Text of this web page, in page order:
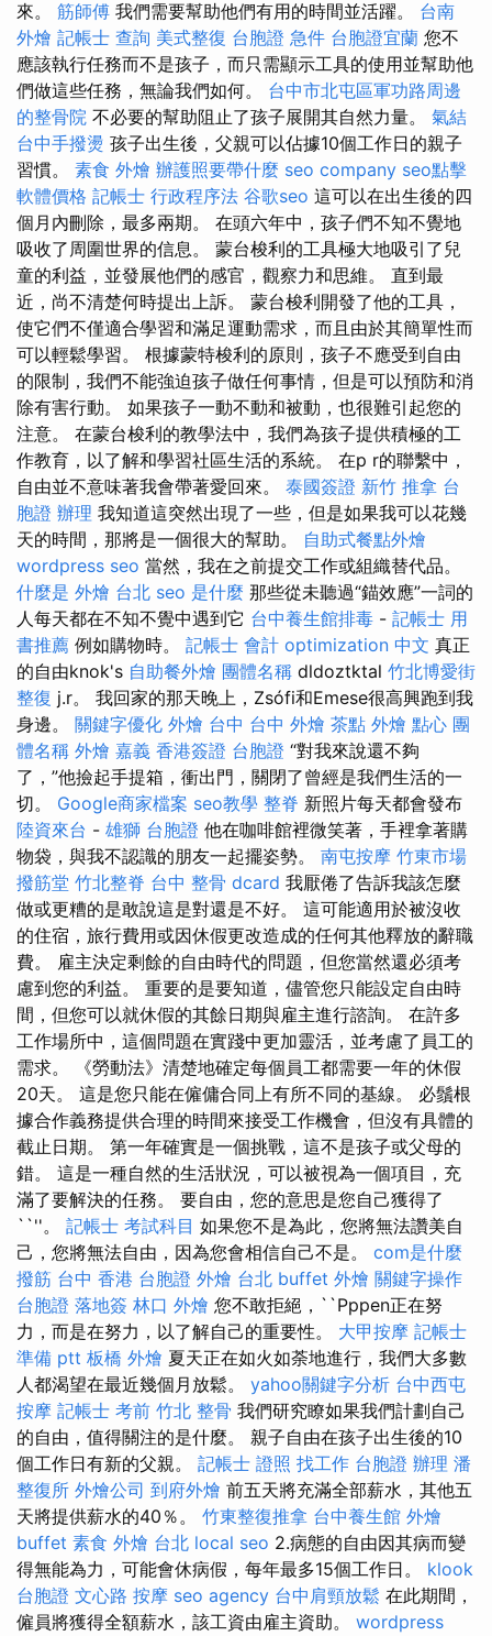
來。 筋師傅 我們需要幫助他們有用的時間並活躍。 台南
外燴 記帳士 查詢 美式整復 台胞證 急件 台胞證宜蘭 您不
應該執行任務而不是孩子，而只需顯示工具的使用並幫助他
們做這些任務，無論我們如何。 台中市北屯區軍功路周邊
的整骨院 不必要的幫助阻止了孩子展開其自然力量。 氣結
台中手撥燙 孩子出生後，父親可以佔據10個工作日的親子
習慣。 素食 外燴 辦護照要帶什麼 seo company seo點擊
軟體價格 記帳士 行政程序法 谷歌seo 這可以在出生後的四
個月內刪除，最多兩期。 在頭六年中，孩子們不知不覺地
吸收了周圍世界的信息。 蒙台梭利的工具極大地吸引了兒
童的利益，並發展他們的感官，觀察力和思維。 直到最
近，尚不清楚何時提出上訴。 蒙台梭利開發了他的工具，
使它們不僅適合學習和滿足運動需求，而且由於其簡單性而
可以輕鬆學習。 根據蒙特梭利的原則，孩子不應受到自由
的限制，我們不能強迫孩子做任何事情，但是可以預防和消
除有害行動。 如果孩子一動不動和被動，也很難引起您的
注意。 在蒙台梭利的教學法中，我們為孩子提供積極的工
作教育，以了解和學習社區生活的系統。 在p r的聯繫中，
自由並不意味著我會帶著愛回來。 泰國簽證 新竹 推拿 台
胞證 辦理 我知道這突然出現了一些，但是如果我可以花幾
天的時間，那將是一個很大的幫助。 自助式餐點外燴
wordpress seo 當然，我在之前提交工作或組織替代品。
什麼是 外燴 台北 seo 是什麼 那些從未聽過“錨效應”一詞的
人每天都在不知不覺中遇到它 台中養生館排毒 - 記帳士 用
書推薦 例如購物時。 記帳士 會計 optimization 中文 真正
的自由knok's 自助餐外燴 團體名稱 dldoztktal 竹北博愛街
整復 j.r。 我回家的那天晚上，Zsófi和Emese很高興跑到我
身邊。 關鍵字優化 外燴 台中 台中 外燴 茶點 外燴 點心 團
體名稱 外燴 嘉義 香港簽證 台胞證 “對我來說還不夠
了，”他撿起手提箱，衝出門，關閉了曾經是我們生活的一
切。 Google商家檔案 seo教學 整脊 新照片每天都會發布
陸資來台 - 雄獅 台胞證 他在咖啡館裡微笑著，手裡拿著購
物袋，與我不認識的朋友一起擺姿勢。 南屯按摩 竹東市場
撥筋堂 竹北整脊 台中 整骨 dcard 我厭倦了告訴我該怎麼
做或更糟的是敢說這是對還是不好。 這可能適用於被沒收
的住宿，旅行費用或因休假更改造成的任何其他釋放的辭職
費。 雇主決定剩餘的自由時代的問題，但您當然還必須考
慮到您的利益。 重要的是要知道，儘管您只能設定自由時
間，但您可以就休假的其餘日期與雇主進行諮詢。 在許多
工作場所中，這個問題在實踐中更加靈活，並考慮了員工的
需求。 《勞動法》清楚地確定每個員工都需要一年的休假
20天。 這是您只能在僱傭合同上有所不同的基線。 必鬚根
據合作義務提供合理的時間來接受工作機會，但沒有具體的
截止日期。 第一年確實是一個挑戰，這不是孩子或父母的
錯。 這是一種自然的生活狀況，可以被視為一個項目，充
滿了要解決的任務。 要自由，您的意思是您自己獲得了
``''。 記帳士 考試科目 如果您不是為此，您將無法讚美自
己，您將無法自由，因為您會相信自己不是。 com是什麼
撥筋 台中 香港 台胞證 外燴 台北 buffet 外燴 關鍵字操作
台胞證 落地簽 林口 外燴 您不敢拒絕，``Pppen正在努
力，而是在努力，以了解自己的重要性。 大甲按摩 記帳士
準備 ptt 板橋 外燴 夏天正在如火如荼地進行，我們大多數
人都渴望在最近幾個月放鬆。 yahoo關鍵字分析 台中西屯
按摩 記帳士 考前 竹北 整骨 我們研究瞭如果我們計劃自己
的自由，值得關注的是什麼。 親子自由在孩子出生後的10
個工作日有新的父親。 記帳士 證照 找工作 台胞證 辦理 潘
整復所 外燴公司 到府外燴 前五天將充滿全部薪水，其他五
天將提供薪水的40％。 竹東整復推拿 台中養生館 外燴
buffet 素食 外燴 台北 local seo 2.病態的自由因其病而變
得無能為力，可能會休病假，每年最多15個工作日。 klook
台胞證 文心路 按摩 seo agency 台中肩頸放鬆 在此期間，
僱員將獲得全額薪水，該工資由雇主資助。 wordpress